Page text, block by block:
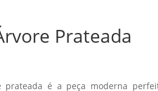
Prateada
prateada é a peça moderna